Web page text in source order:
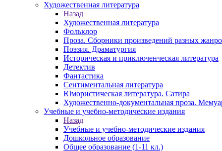
Художественная литература
Назад
Художественная литература
Фольклор
Проза. Сборники произведений разных
Поэзия. Драматургия
Историческая и приключенческая литература
Детектив
Фантастика
Сентиментальная литература
Юмористическая литература. Сатира
Художественно-документальная проза.
Учебные и учебно-методические издания
Назад
Учебные и учебно-методические издания
Дошкольное образование
Общее образование (1-11 кл.)